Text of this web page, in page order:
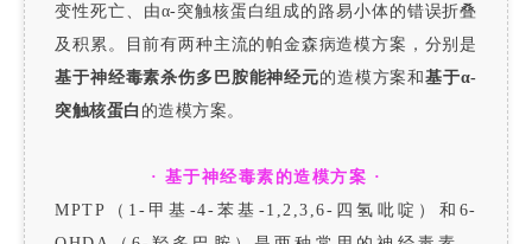
变性死亡、由α-突触核蛋白组成的路易小体的错误折叠
及积累。目前有两种主流的帕金森病造模方案，分别是
基于神经毒素杀伤多巴胺能神经元的造模方案和基于α-
突触核蛋白 的造模方案。
· 基于神经毒素的造模方案 ·
MPTP（1-甲基-4-苯基-1,2,3,6-四氢吡啶）和6-